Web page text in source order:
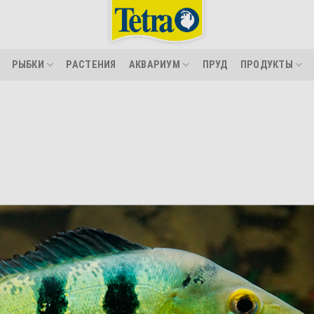
РЫБКИ РАСТЕНИЯ АКВАРИУМ ПРУД ПРОДУКТЫ